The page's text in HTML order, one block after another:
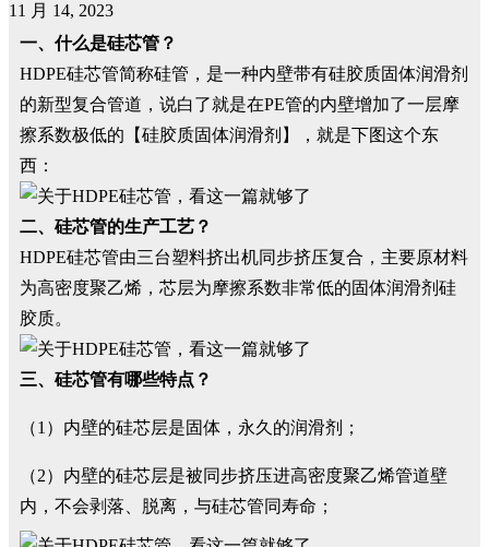
11 月 14, 2023
一、什么是硅芯管？
HDPE硅芯管简称硅管，是一种内壁带有硅胶质固体润滑剂
的新型复合管道，说白了就是在PE管的内壁增加了一层摩
擦系数极低的【硅胶质固体润滑剂】，就是下图这个东
西：
二、硅芯管的生产工艺？
HDPE硅芯管由三台塑料挤出机同步挤压复合，主要原材料
为高密度聚乙烯，芯层为摩擦系数非常低的固体润滑剂硅
胶质。
三、硅芯管有哪些特点？
（1）内壁的硅芯层是固体，永久的润滑剂；
（2）内壁的硅芯层是被同步挤压进高密度聚乙烯管道壁
内，不会剥落、脱离，与硅芯管同寿命；